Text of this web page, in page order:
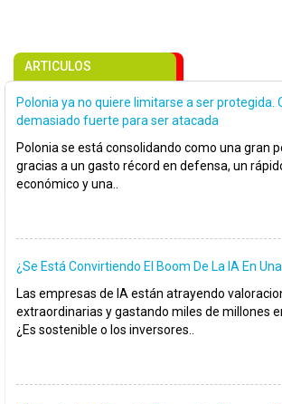
ARTICULOS
Polonia ya no quiere limitarse a ser protegida.
demasiado fuerte para ser atacada
Polonia se está consolidando como una gran
gracias a un gasto récord en defensa, un
económico y una..
¿Se Está Convirtiendo El Boom De La IA En
Las empresas de IA están atrayendo
extraordinarias y gastando miles de millones
¿Es sostenible o los inversores..